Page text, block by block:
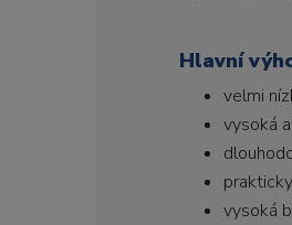
Hlavní
velmi
vysoká
vysoká